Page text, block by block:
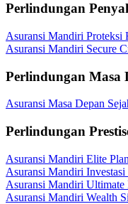
Perlindungan
Asuransi Mandiri Proteksi
Asuransi Mandiri Secure
Perlindungan Masa
Asuransi Masa Depan
Perlindungan
Asuransi Mandiri Elite
Asuransi Mandiri Investasi
Asuransi Mandiri Ultimate
Asuransi Mandiri Wealth